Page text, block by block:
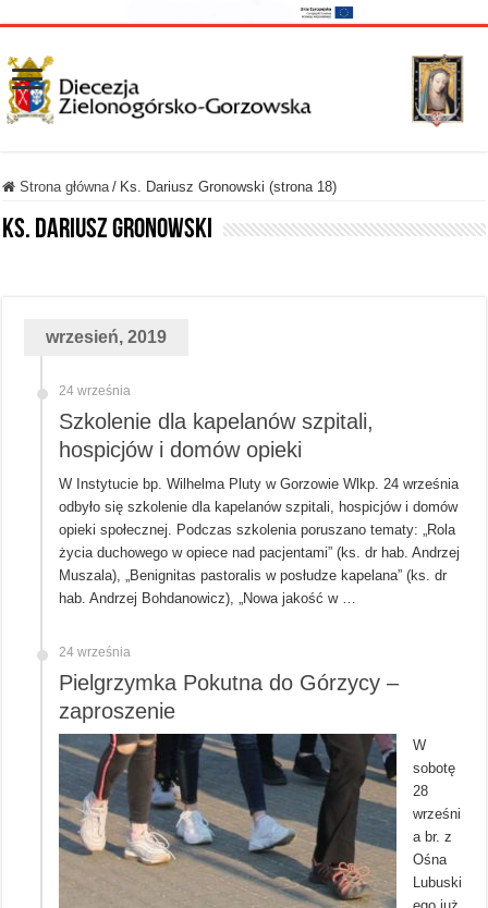
Strona główna / Ks. Dariusz Gronowski (strona 18)
Ks. Dariusz Gronowski
wrzesień, 2019
24 września
Szkolenie dla kapelanów szpitali,
hospicjów i domów opieki
W Instytucie bp. Wilhelma Pluty w Gorzowie Wlkp. 24 września
odbyło się szkolenie dla kapelanów szpitali, hospicjów i domów
opieki społecznej. Podczas szkolenia poruszano tematy: „Rola
życia duchowego w opiece nad pacjentami” (ks. dr hab. Andrzej
Muszala), „Benignitas pastoralis w posłudze kapelana” (ks. dr
hab. Andrzej Bohdanowicz), „Nowa jakość w …
24 września
Pielgrzymka Pokutna do Górzycy –
zaproszenie
W
sobotę
28
wrześni
a br. z
Ośna
Lubuski